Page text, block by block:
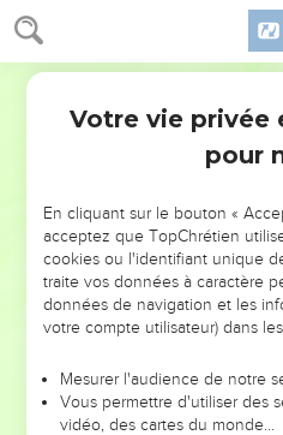
19
20 Je n’ai plus que la peau et
gencives.
c’est la main de Dieu qui m'a
Pourquoi me poursuivez-
moi ?
» Si seulement mes paroles
seulement elles pouvaient être
Je voudrais qu'elles soient
» Pour ma part, je sais que
et qu'il se lèvera le dernier sur
Votre vie privée
pour
En cliquant sur le bouton «
acceptez que TopChrétien
cookies ou l'identifiant unique
traite vos données à caractère
données de navigation et les
votre compte utilisateur) dans
Mesurer l'audience de notre
Vous permettre d'utiliser des
vidéo, des cartes du monde…